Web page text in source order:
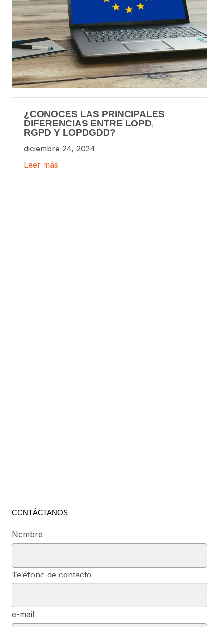
¿CONOCES LAS PRINCIPALES
DIFERENCIAS ENTRE LOPD,
RGPD Y LOPDGDD?
diciembre 24, 2024
Leer más
CONTÁCTANOS
Nombre
Teléfono de contacto
e-mail